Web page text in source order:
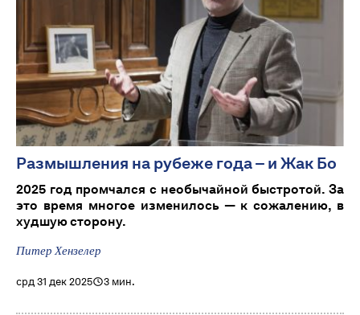
Размышления на рубеже года – и Жак Бо
2025 год промчался с необычайной быстротой. За
это время многое изменилось — к сожалению, в
худшую сторону.
Питер Хензелер
срд 31 дек 2025 3 мин.